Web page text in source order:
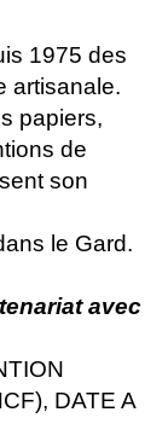
1975 des
artisanale.
papiers,
de
son
le Gard.
avec
DATE A